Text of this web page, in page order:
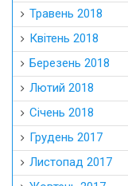
Травень 2018
Квітень 2018
Березень 2018
Лютий 2018
Січень 2018
Грудень 2017
Листопад 2017